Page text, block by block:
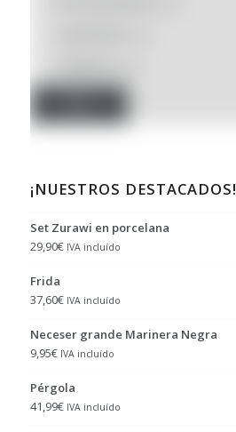
¡NUESTROS DESTACADOS!
Set Zurawi en porcelana
29,90€ IVA incluído
Frida
37,60€ IVA incluído
Neceser grande Marinera Negra
9,95€ IVA incluído
Pérgola
41,99€ IVA incluído